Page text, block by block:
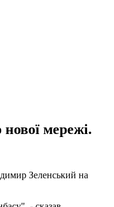
мережі.
Зеленський на